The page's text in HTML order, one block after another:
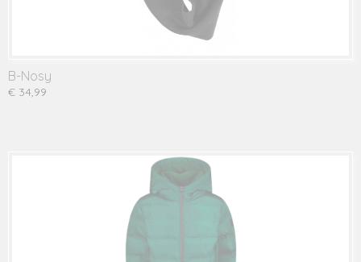
B-Nosy
€ 34,99